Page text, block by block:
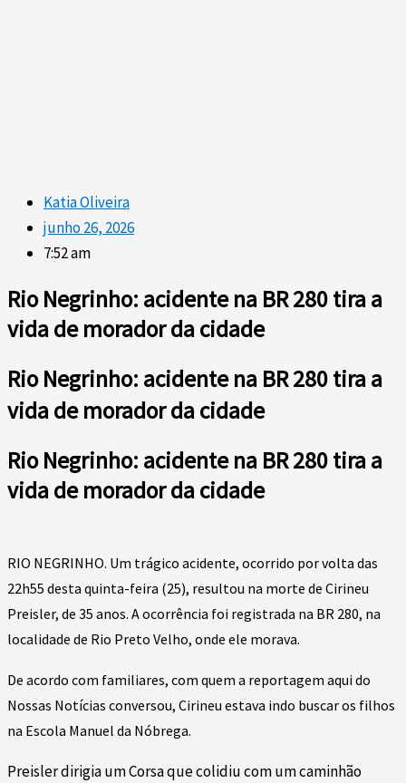
Katia Oliveira
junho 26, 2026
7:52 am
Rio Negrinho: acidente na BR 280 tira a
vida de morador da cidade
Rio Negrinho: acidente na BR 280 tira a
vida de morador da cidade
Rio Negrinho: acidente na BR 280 tira a
vida de morador da cidade
RIO NEGRINHO. Um trágico acidente, ocorrido por volta das
22h55 desta quinta-feira (25), resultou na morte de Cirineu
Preisler, de 35 anos. A ocorrência foi registrada na BR 280, na
localidade de Rio Preto Velho, onde ele morava.
De acordo com familiares, com quem a reportagem aqui do
Nossas Notícias conversou, Cirineu estava indo buscar os filhos
na Escola Manuel da Nóbrega.
Preisler dirigia um Corsa que colidiu com um caminhão